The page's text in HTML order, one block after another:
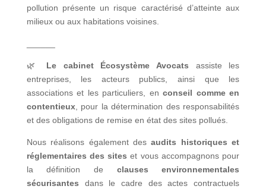
pollution présente un risque caractérisé d’atteinte aux
milieux ou aux habitations voisines.
🌿 Le cabinet Écosystème Avocats assiste les
entreprises, les acteurs publics, ainsi que les
associations et les particuliers, enconseil comme en
contentieux, pour la détermination des responsabilités
et des obligations de remise en état des sites pollués.
Nous réalisons également desaudits historiques et
réglementaires des sites et vous accompagnons pour
la définition de clauses environnementales
sécurisantes dans le cadre des actes contractuels